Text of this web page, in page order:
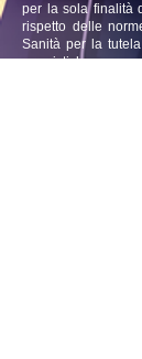
per la sola finalità
rispetto delle
Sanità per la
agonistiche e